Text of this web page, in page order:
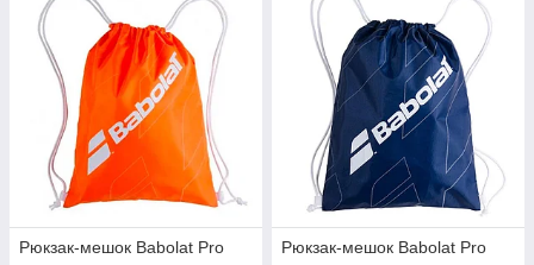
Рюкзак-мешок Babolat Pro
Рюкзак-мешок Babolat Pro